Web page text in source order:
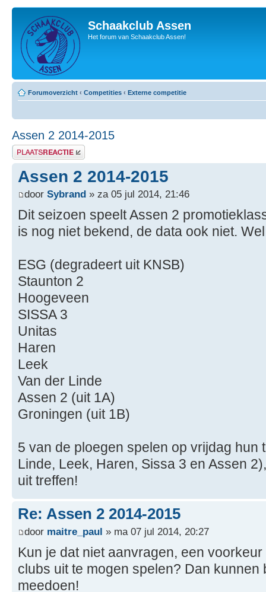
Schaakclub Assen
Het forum van Schaakclub Assen!
Forumoverzicht ‹ Competities ‹ Externe competitie
Assen 2 2014-2015
Plaats een reactie
Assen 2 2014-2015
door Sybrand » za 05 jul 2014, 21:46
Dit seizoen speelt Assen 2
is nog niet bekend, de data ook niet.
ESG (degradeert uit KNSB)
Staunton 2
Hoogeveen
SISSA 3
Unitas
Haren
Leek
Van der Linde
Assen 2 (uit 1A)
Groningen (uit 1B)
5 van de ploegen spelen op vrijdag hun
Linde, Leek, Haren, Sissa 3 en Assen
uit treffen!
Re: Assen 2 2014-2015
door maitre_paul » ma 07 jul 2014, 20:27
Kun je dat niet aanvragen, een
clubs uit te mogen spelen? Dan
meedoen!